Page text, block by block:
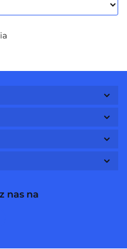
nas na